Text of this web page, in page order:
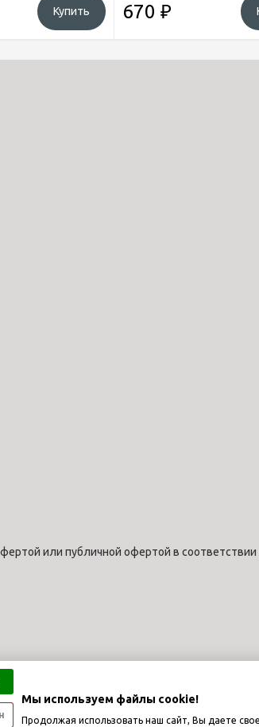
Мы используем файлы cookie!
Продолжая использовать наш сайт, Вы даете
Купить 670 ₽
или публичной офертой в